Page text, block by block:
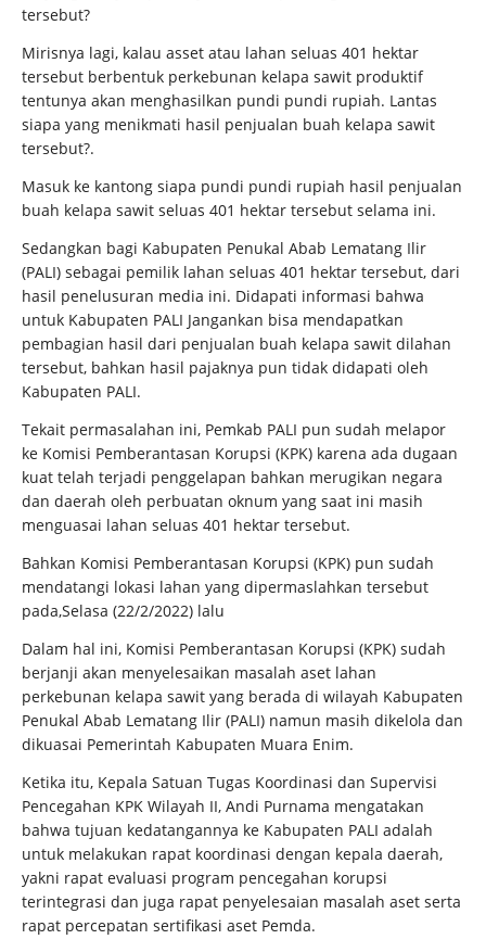
tersebut?
Mirisnya lagi, kalau asset atau lahan seluas 401 hektar
tersebut berbentuk perkebunan kelapa sawit produktif
tentunya akan menghasilkan pundi pundi rupiah. Lantas
siapa yang menikmati hasil penjualan buah kelapa sawit
tersebut?.
Masuk ke kantong siapa pundi pundi rupiah hasil penjualan
buah kelapa sawit seluas 401 hektar tersebut selama ini.
Sedangkan bagi Kabupaten Penukal Abab Lematang Ilir
(PALI) sebagai pemilik lahan seluas 401 hektar tersebut, dari
hasil penelusuran media ini. Didapati informasi bahwa
untuk Kabupaten PALI Jangankan bisa mendapatkan
pembagian hasil dari penjualan buah kelapa sawit dilahan
tersebut, bahkan hasil pajaknya pun tidak didapati oleh
Kabupaten PALI.
Tekait permasalahan ini, Pemkab PALI pun sudah melapor
ke Komisi Pemberantasan Korupsi (KPK) karena ada dugaan
kuat telah terjadi penggelapan bahkan merugikan negara
dan daerah oleh perbuatan oknum yang saat ini masih
menguasai lahan seluas 401 hektar tersebut.
Bahkan Komisi Pemberantasan Korupsi (KPK) pun sudah
mendatangi lokasi lahan yang dipermaslahkan tersebut
pada,Selasa (22/2/2022) lalu
Dalam hal ini, Komisi Pemberantasan Korupsi (KPK) sudah
berjanji akan menyelesaikan masalah aset lahan
perkebunan kelapa sawit yang berada di wilayah Kabupaten
Penukal Abab Lematang Ilir (PALI) namun masih dikelola dan
dikuasai Pemerintah Kabupaten Muara Enim.
Ketika itu, Kepala Satuan Tugas Koordinasi dan Supervisi
Pencegahan KPK Wilayah II, Andi Purnama mengatakan
bahwa tujuan kedatangannya ke Kabupaten PALI adalah
untuk melakukan rapat koordinasi dengan kepala daerah,
yakni rapat evaluasi program pencegahan korupsi
terintegrasi dan juga rapat penyelesaian masalah aset serta
rapat percepatan sertifikasi aset Pemda.